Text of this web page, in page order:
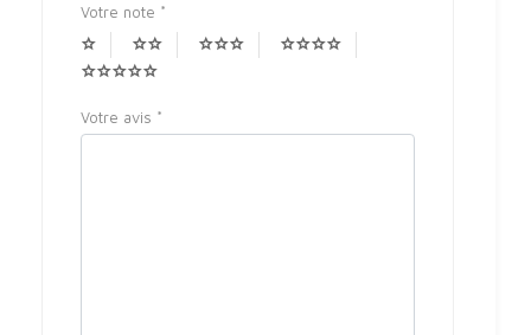
Votre note *
Votre avis *